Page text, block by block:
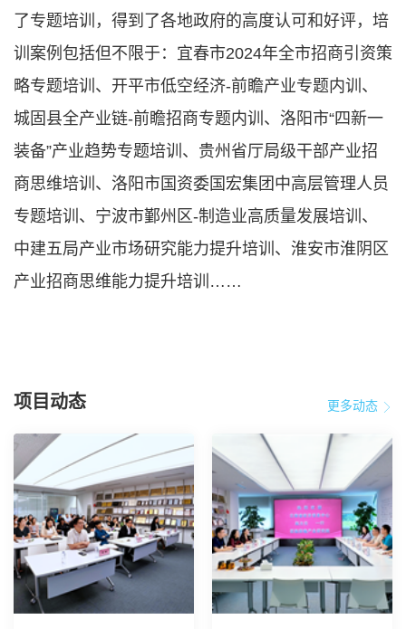
了专题培训，得到了各地政府的高度认可和好评，培
训案例包括但不限于：宜春市2024年全市招商引资策
略专题培训、开平市低空经济-前瞻产业专题内训、
城固县全产业链-前瞻招商专题内训、洛阳市“四新一
装备”产业趋势专题培训、贵州省厅局级干部产业招
商思维培训、洛阳市国资委国宏集团中高层管理人员
专题培训、宁波市鄞州区-制造业高质量发展培训、
中建五局产业市场研究能力提升培训、淮安市淮阴区
产业招商思维能力提升培训……
项目动态 更多动态